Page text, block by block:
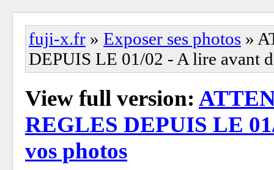
fuji-x.fr » Exposer ses photos »
DEPUIS LE 01/02 - A lire avant
View full version:
REGLES DEPUIS LE
vos photos